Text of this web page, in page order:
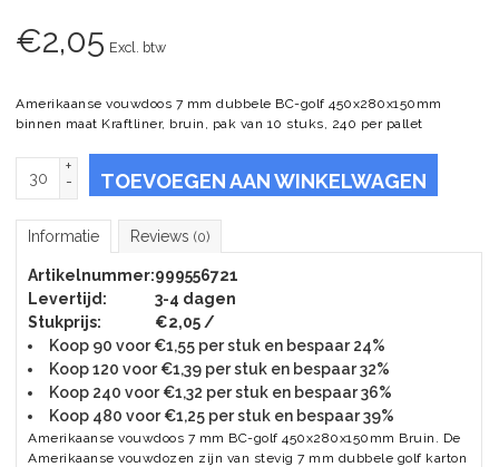
€2,05 Excl. btw
Amerikaanse vouwdoos 7 mm dubbele BC-golf 450x280x150mm
binnen maat Kraftliner, bruin, pak van 10 stuks, 240 per pallet
+
-
TOEVOEGEN AAN WINKELWAGEN
Informatie Reviews (0)
Artikelnummer:999556721
Levertijd:
3-4 dagen
Stukprijs:
€2,05 /
Koop 90 voor €1,55 per stuk en bespaar 24%
Koop 120 voor €1,39 per stuk en bespaar 32%
Koop 240 voor €1,32 per stuk en bespaar 36%
Koop 480 voor €1,25 per stuk en bespaar 39%
Amerikaanse vouwdoos 7 mm BC-golf 450x280x150mm Bruin. De
Amerikaanse vouwdozen zijn van stevig 7 mm dubbele golf karton